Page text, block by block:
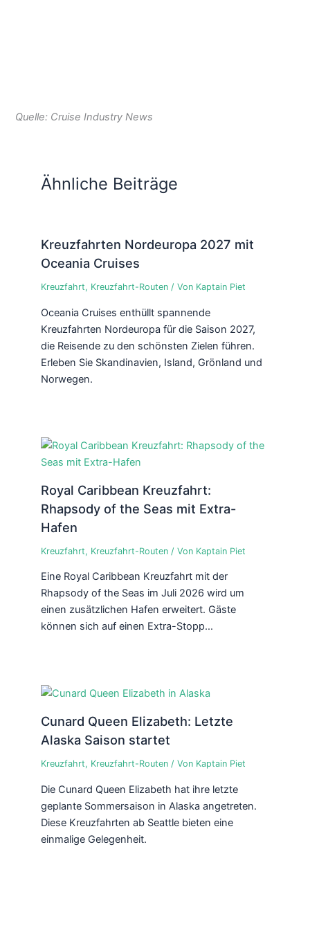
Quelle: Cruise Industry News
Ähnliche Beiträge
Kreuzfahrten Nordeuropa 2027 mit
Oceania Cruises
Kreuzfahrt, Kreuzfahrt-Routen/ Von Kaptain Piet
Oceania Cruises enthüllt spannende
Kreuzfahrten Nordeuropa für die Saison 2027,
die Reisende zu den schönsten Zielen führen.
Erleben Sie Skandinavien, Island, Grönland und
Norwegen.
Royal Caribbean Kreuzfahrt:
Rhapsody of the Seas mit Extra-
Hafen
Kreuzfahrt, Kreuzfahrt-Routen/ Von Kaptain Piet
Eine Royal Caribbean Kreuzfahrt mit der
Rhapsody of the Seas im Juli 2026 wird um
einen zusätzlichen Hafen erweitert. Gäste
können sich auf einen Extra-Stopp…
Cunard Queen Elizabeth: Letzte
Alaska Saison startet
Kreuzfahrt, Kreuzfahrt-Routen/ Von Kaptain Piet
Die Cunard Queen Elizabeth hat ihre letzte
geplante Sommersaison in Alaska angetreten.
Diese Kreuzfahrten ab Seattle bieten eine
einmalige Gelegenheit.